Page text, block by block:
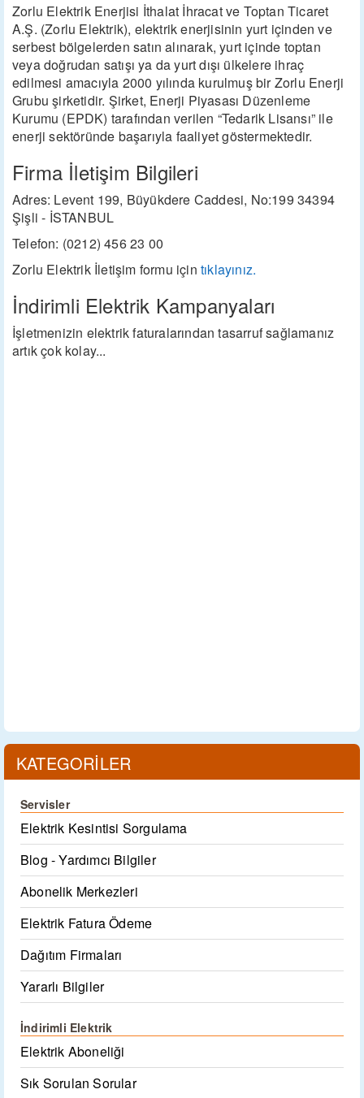
Zorlu Elektrik Enerjisi İthalat İhracat ve Toptan Ticaret
A.Ş. (Zorlu Elektrik), elektrik enerjisinin yurt içinden ve
serbest bölgelerden satın alınarak, yurt içinde toptan
veya doğrudan satışı ya da yurt dışı ülkelere ihraç
edilmesi amacıyla 2000 yılında kurulmuş bir Zorlu Enerji
Grubu şirketidir. Şirket, Enerji Piyasası Düzenleme
Kurumu (EPDK) tarafından verilen “Tedarik Lisansı” ile
enerji sektöründe başarıyla faaliyet göstermektedir.
Firma İletişim Bilgileri
Adres: Levent 199, Büyükdere Caddesi, No:199 34394
Şişli - İSTANBUL
Telefon: (0212) 456 23 00
Zorlu Elektrik İletişim formu için tıklayınız.
İndirimli Elektrik Kampanyaları
İşletmenizin elektrik faturalarından tasarruf sağlamanız
artık çok kolay...
KATEGORİLER
Servisler
Elektrik Kesintisi Sorgulama
Blog - Yardımcı Bilgiler
Abonelik Merkezleri
Elektrik Fatura Ödeme
Dağıtım Firmaları
Yararlı Bilgiler
İndirimli Elektrik
Elektrik Aboneliği
Sık Sorulan Sorular